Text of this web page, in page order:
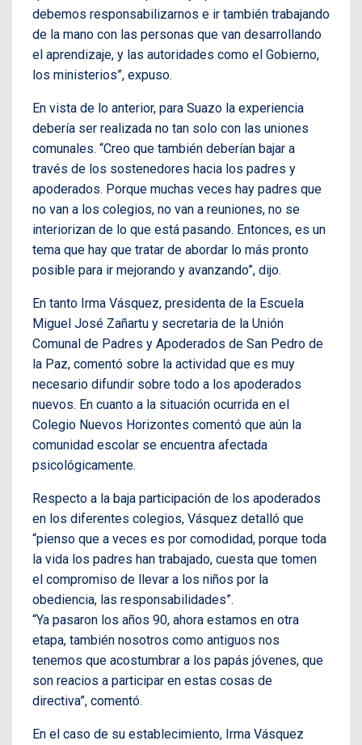
debemos responsabilizarnos e ir también trabajando
de la mano con las personas que van desarrollando
el aprendizaje, y las autoridades como el Gobierno,
los ministerios”, expuso.
En vista de lo anterior, para Suazo la experiencia
debería ser realizada no tan solo con las uniones
comunales. “Creo que también deberían bajar a
través de los sostenedores hacia los padres y
apoderados. Porque muchas veces hay padres que
no van a los colegios, no van a reuniones, no se
interiorizan de lo que está pasando. Entonces, es un
tema que hay que tratar de abordar lo más pronto
posible para ir mejorando y avanzando”, dijo.
En tanto Irma Vásquez, presidenta de la Escuela
Miguel José Zañartu y secretaria de la Unión
Comunal de Padres y Apoderados de San Pedro de
la Paz, comentó sobre la actividad que es muy
necesario difundir sobre todo a los apoderados
nuevos. En cuanto a la situación ocurrida en el
Colegio Nuevos Horizontes comentó que aún la
comunidad escolar se encuentra afectada
psicológicamente.
Respecto a la baja participación de los apoderados
en los diferentes colegios, Vásquez detalló que
“pienso que a veces es por comodidad, porque toda
la vida los padres han trabajado, cuesta que tomen
el compromiso de llevar a los niños por la
obediencia, las responsabilidades”.
“Ya pasaron los años 90, ahora estamos en otra
etapa, también nosotros como antiguos nos
tenemos que acostumbrar a los papás jóvenes, que
son reacios a participar en estas cosas de
directiva”, comentó.
En el caso de su establecimiento, Irma Vásquez